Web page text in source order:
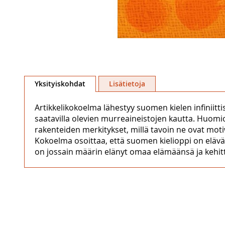
to
the
images
gallery
Yksityiskohdat
Artikkelikokoelma lähestyy suomen kielen
saatavilla olevien murreaineistojen kautta.
rakenteiden merkitykset, millä tavoin ne ovat
Kokoelma osoittaa, että suomen kielioppi on
on jossain määrin elänyt omaa elämäänsä ja
Lisätietoja